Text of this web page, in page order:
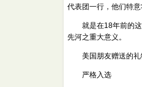
代表团一行，他们特
就是在18年前的这
先河之重大意义。
美国朋友赠送的礼
严格入选